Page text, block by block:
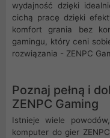
wydajność dzięki
cichą pracę dzięki
komfort grania bez
gamingu, który ceni
rozwiązania - ZENPC
Poznaj pełną i
ZENPC Gaming
Istnieje wiele
komputer do gier